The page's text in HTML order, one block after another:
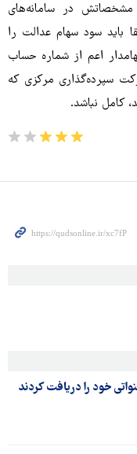
در سامانه‌های
باید سود سهام عدالت را
اعم از شماره حساب
سپرده‌گذاری مرکزی که
کامل نباشد.